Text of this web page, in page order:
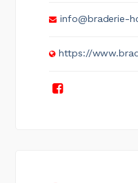
info@braderie-
https://